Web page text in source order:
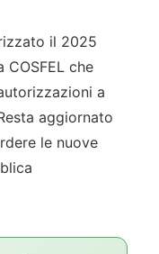
il 2025
che
a
aggiornato
le nuove